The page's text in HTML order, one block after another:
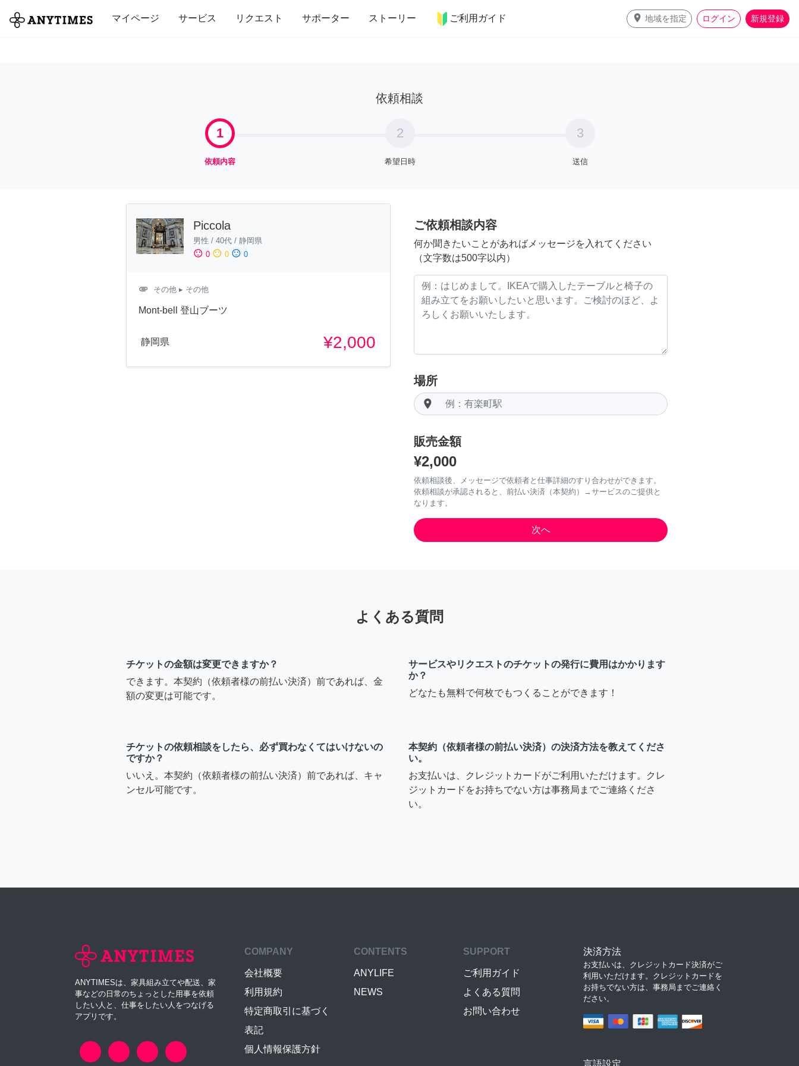
マイページ サービス リクエスト サポーター ストーリー ご利用ガイド place 地域を指定 ログイン 新規登録
全て 修理・組立 家事 引っ越し インテリア 趣味・習い事 ペット 料理
依頼相談
1
依頼内容
2
希望日時
3
送信
Piccola
男性 / 40代 / 静岡県
sentiment_satisfied 0 sentiment_neutral 0 sentiment_dissatisfied 0
attachment その他 ▸ その他
Mont-bell 登山ブーツ
静岡県 ¥2,000
ご依頼相談内容
何か聞きたいことがあればメッセージを入れてください
（文字数は500字以内）
場所
room
販売金額
¥2,000
依頼相談後、メッセージで依頼者と仕事詳細のすり合わせができます。
依頼相談が承認されると、前払い決済（本契約）→サービスのご提供と
なります。
よくある質問
チケットの金額は変更できますか？
できます。本契約（依頼者様の前払い決済）前であれば、金
額の変更は可能です。
サービスやリクエストのチケットの発行に費用はかかります
か？
どなたも無料で何枚でもつくることができます！
チケットの依頼相談をしたら、必ず買わなくてはいけないの
ですか？
いいえ。本契約（依頼者様の前払い決済）前であれば、キャ
ンセル可能です。
本契約（依頼者様の前払い決済）の決済方法を教えてくださ
い。
お支払いは、クレジットカードがご利用いただけます。クレ
ジットカードをお持ちでない方は事務局までご連絡くださ
い。
ANYTIMESは、家具組み立てや配送、家
事などの日常のちょっとした用事を依頼
したい人と、仕事をしたい人をつなげる
アプリです。
COMPANY
会社概要
利用規約
特定商取引に基づく
表記
個人情報保護方針
CONTENTS
ANYLIFE
NEWS
SUPPORT
ご利用ガイド
よくある質問
お問い合わせ
決済方法
お支払いは、クレジットカード決済がご
利用いただけます。クレジットカードを
お持ちでない方は、事務局までご連絡く
ださい。
言語設定